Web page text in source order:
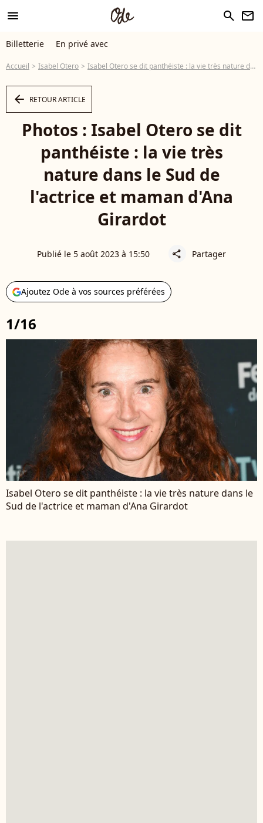
menu search newsletter
Billetterie En privé avec
Accueil Isabel Otero Isabel Otero se dit panthéiste : la vie très nature dans le Sud de l'actrice et maman d'Ana Girardot
arrow_left RETOUR ARTICLE
Photos : Isabel Otero se dit
panthéiste : la vie très
nature dans le Sud de
l'actrice et maman d'Ana
Girardot
Publié le 5 août 2023 à 15:50 share Partager
Ajoutez Ode à vos sources préférées
1/16
Isabel Otero se dit panthéiste : la vie très nature dans le
Sud de l'actrice et maman d'Ana Girardot